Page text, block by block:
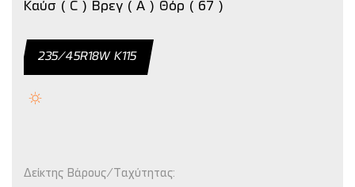
Καύσ ( C ) Βρεγ ( A ) Θόρ ( 67 )
235/45R18W K115
Δείκτης Βάρους/Ταχύτητας: